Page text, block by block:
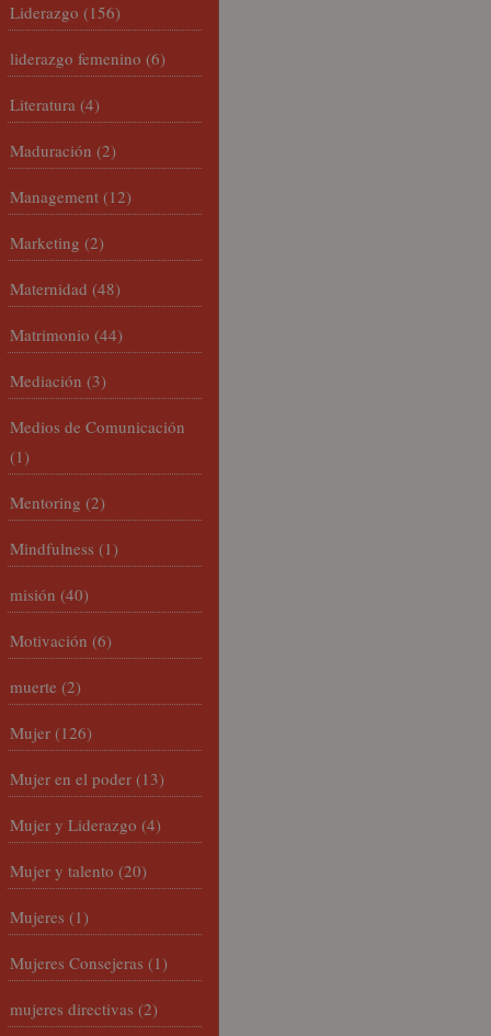
Liderazgo (156)
liderazgo femenino (6)
Literatura (4)
Maduración (2)
Management (12)
Marketing (2)
Maternidad (48)
Matrimonio (44)
Mediación (3)
Medios de Comunicación
(1)
Mentoring (2)
Mindfulness (1)
misión (40)
Motivación (6)
muerte (2)
Mujer (126)
Mujer en el poder (13)
Mujer y Liderazgo (4)
Mujer y talento (20)
Mujeres (1)
Mujeres Consejeras (1)
mujeres directivas (2)